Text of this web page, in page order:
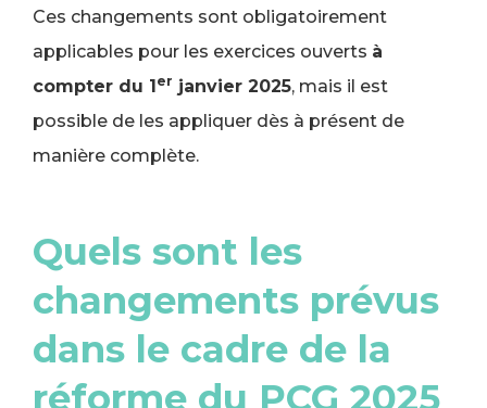
Ces changements sont obligatoirement
applicables pour les exercices ouverts à
compter du 1er janvier 2025, mais il est
possible de les appliquer dès à présent de
manière complète.
Quels sont les
changements prévus
dans le cadre de la
réforme du PCG 2025